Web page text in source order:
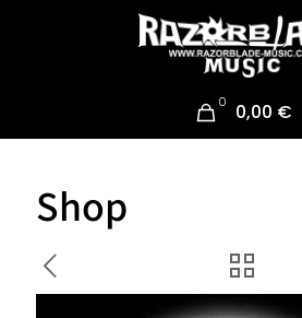
0 0,00 €
Shop